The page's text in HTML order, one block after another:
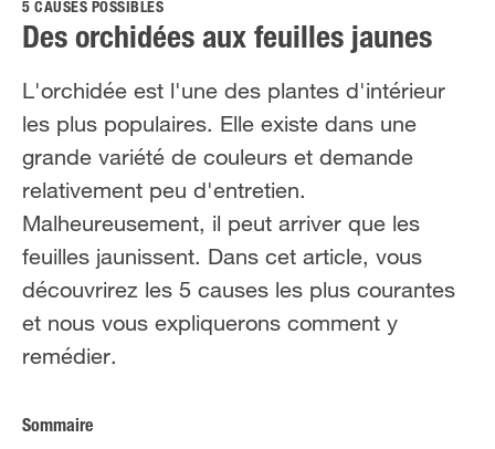
Qui sommes-nous?
FR NL
5 CAUSES POSSIBLES
Des orchidées aux feuilles jaunes
L'orchidée est l'une des plantes d'intérieur
les plus populaires. Elle existe dans une
grande variété de couleurs et demande
relativement peu d'entretien.
Malheureusement, il peut arriver que les
feuilles jaunissent. Dans cet article, vous
découvrirez les 5 causes les plus courantes
et nous vous expliquerons comment y
remédier.
Sommaire